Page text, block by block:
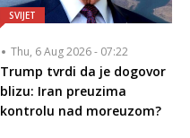
SVIJET
Thu, 6 Aug 2026 - 07:22
Trump tvrdi da je dogovor
blizu: Iran preuzima
kontrolu nad moreuzom?